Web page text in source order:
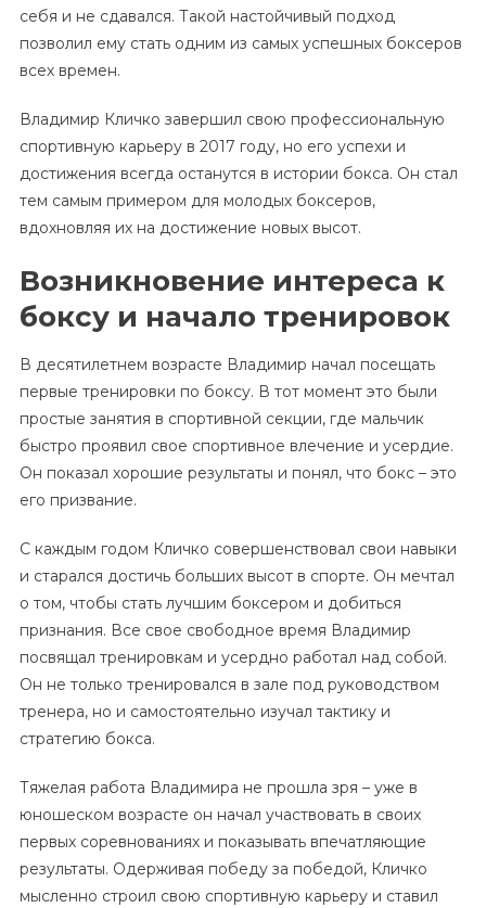
себя и не сдавался. Такой настойчивый подход
позволил ему стать одним из самых успешных боксеров
всех времен.
Владимир Кличко завершил свою профессиональную
спортивную карьеру в 2017 году, но его успехи и
достижения всегда останутся в истории бокса. Он стал
тем самым примером для молодых боксеров,
вдохновляя их на достижение новых высот.
Возникновение интереса к
боксу и начало тренировок
В десятилетнем возрасте Владимир начал посещать
первые тренировки по боксу. В тот момент это были
простые занятия в спортивной секции, где мальчик
быстро проявил свое спортивное влечение и усердие.
Он показал хорошие результаты и понял, что бокс – это
его призвание.
С каждым годом Кличко совершенствовал свои навыки
и старался достичь больших высот в спорте. Он мечтал
о том, чтобы стать лучшим боксером и добиться
признания. Все свое свободное время Владимир
посвящал тренировкам и усердно работал над собой.
Он не только тренировался в зале под руководством
тренера, но и самостоятельно изучал тактику и
стратегию бокса.
Тяжелая работа Владимира не прошла зря – уже в
юношеском возрасте он начал участвовать в своих
первых соревнованиях и показывать впечатляющие
результаты. Одерживая победу за победой, Кличко
мысленно строил свою спортивную карьеру и ставил